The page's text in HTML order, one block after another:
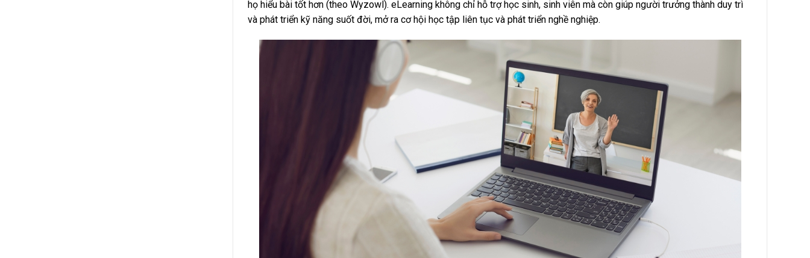
họ hiểu bài tốt hơn (theo Wyzowl). eLearning không chỉ hỗ trợ học sinh, sinh viên mà còn giúp người trưởng thành duy trì
và phát triển kỹ năng suốt đời, mở ra cơ hội học tập liên tục và phát triển nghề nghiệp.